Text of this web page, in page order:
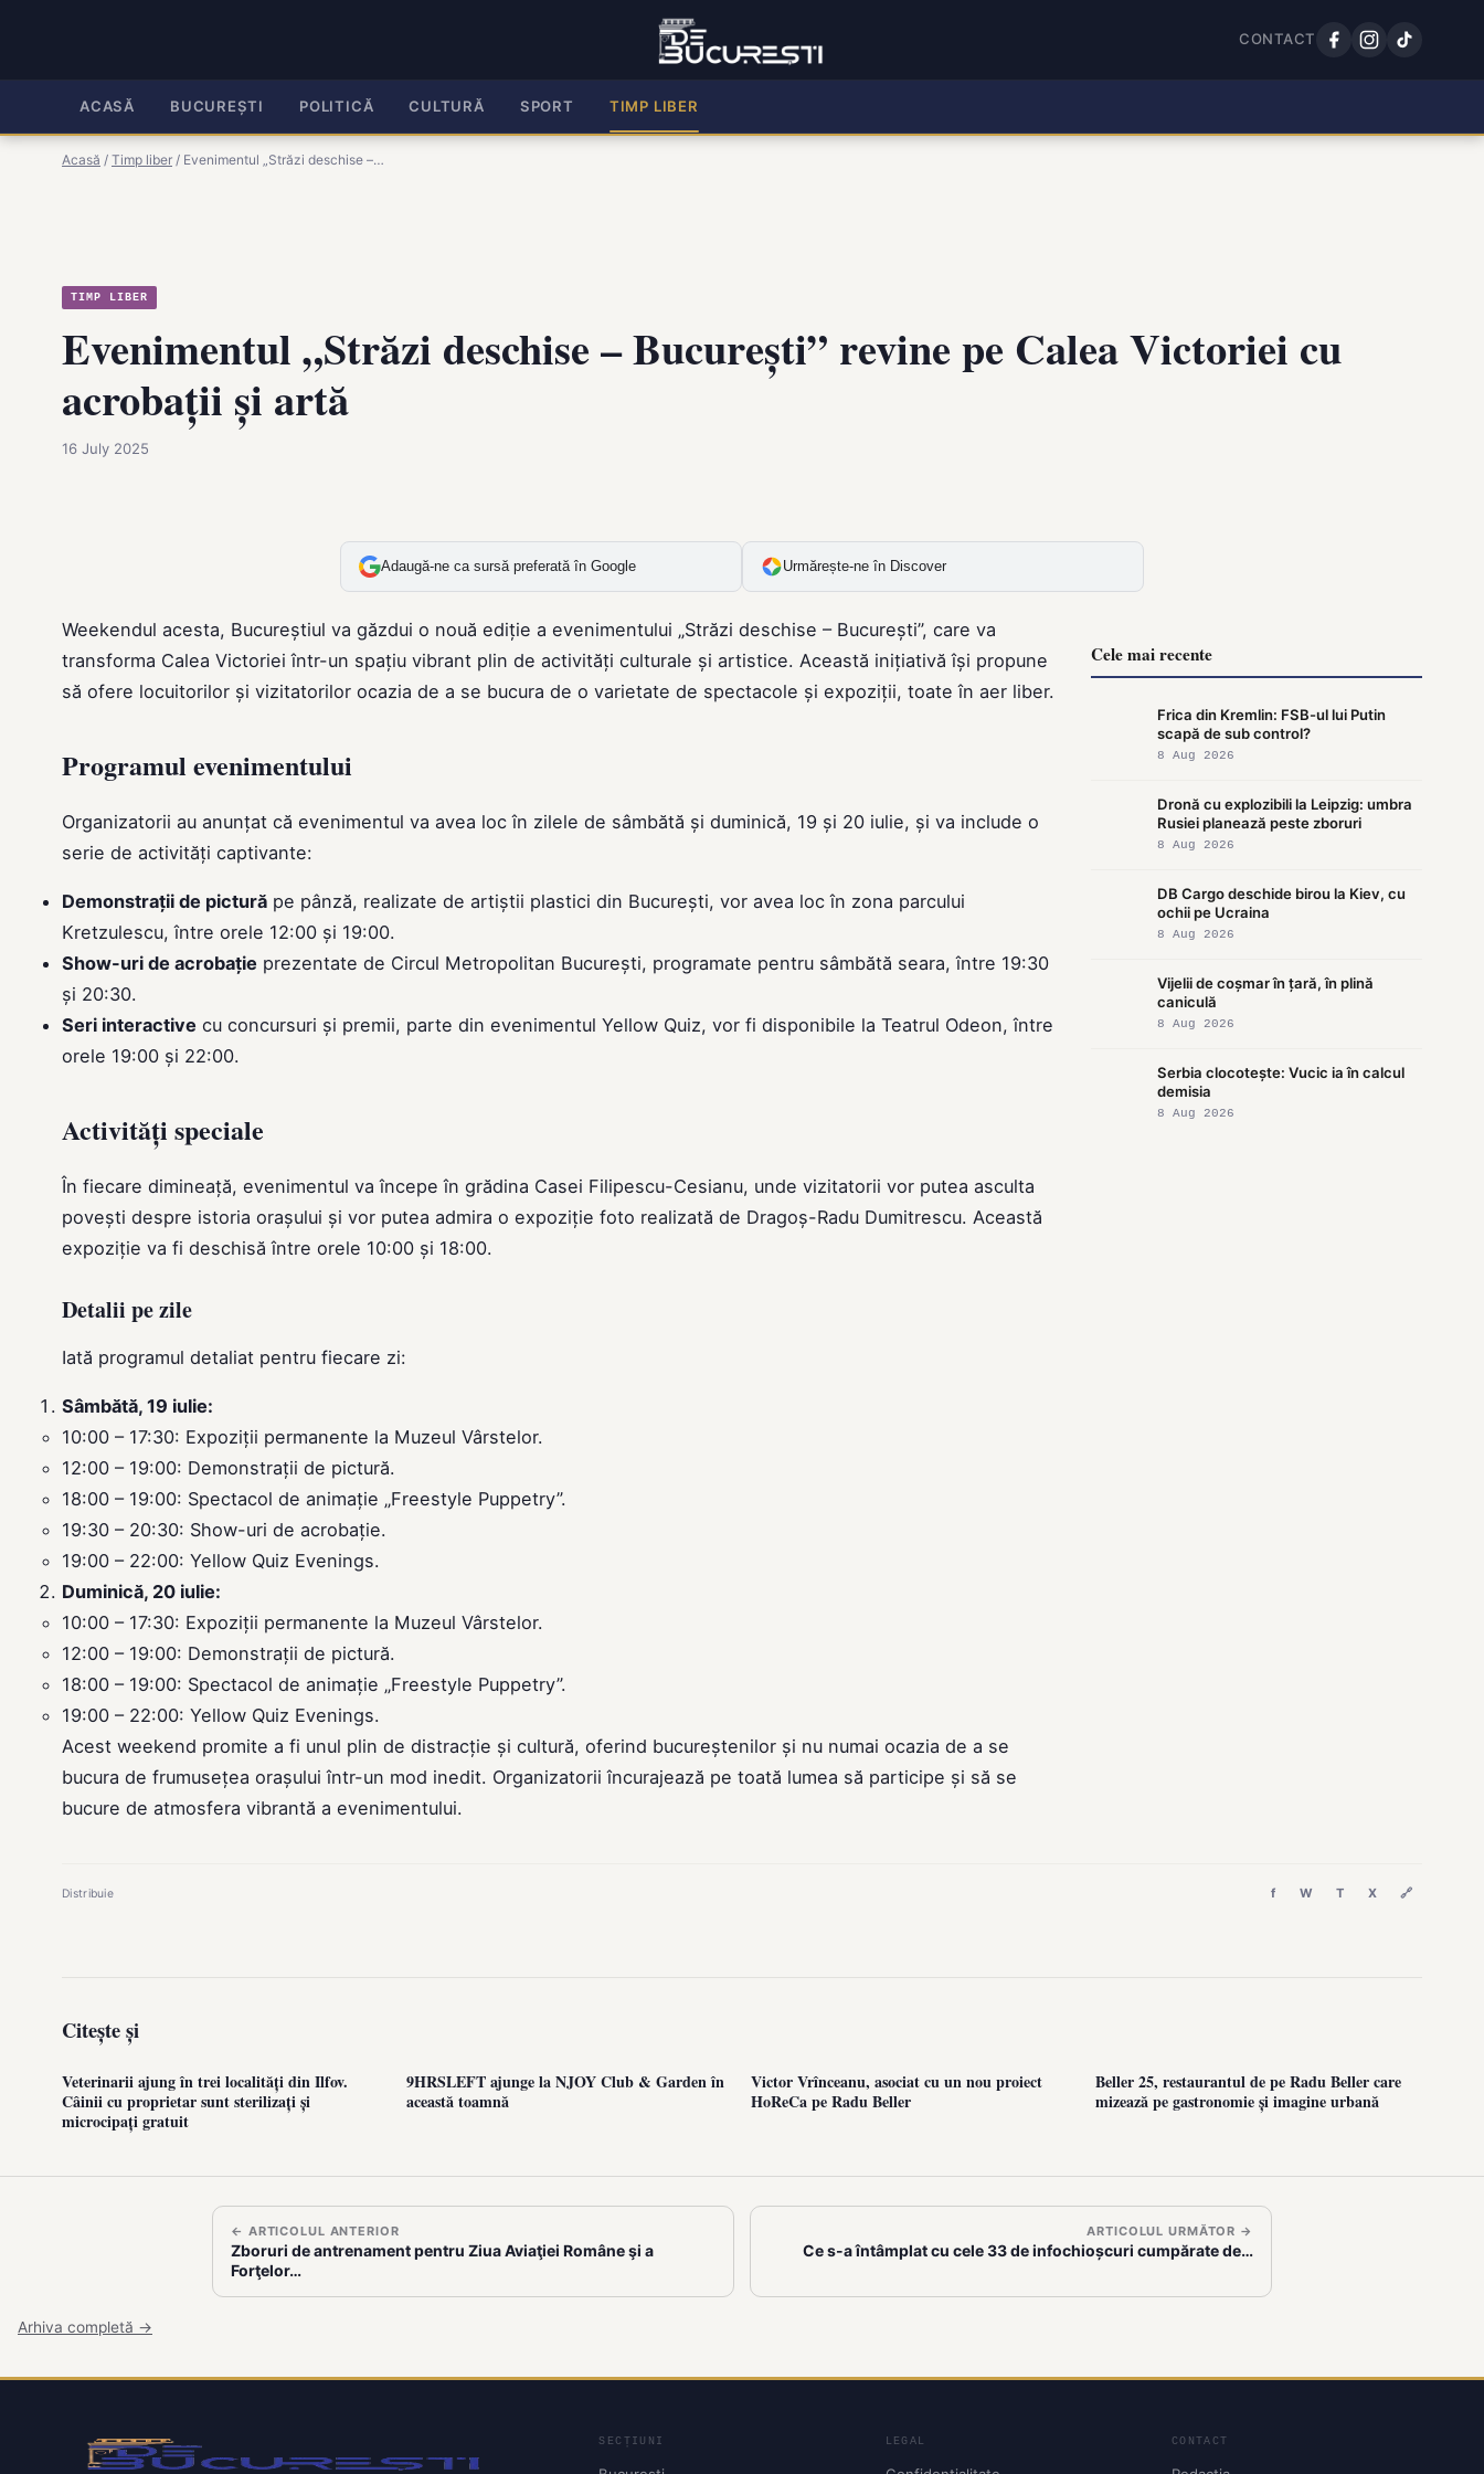
CONTACT
ACASĂ BUCUREȘTI POLITICĂ CULTURĂ SPORT TIMP LIBER
Acasă / Timp liber / Evenimentul „Străzi deschise –…
TIMP LIBER
Evenimentul „Străzi deschise – București” revine pe Calea Victoriei cu
acrobații și artă
16 July 2025
Adaugă-ne ca sursă preferată în Google Urmărește-ne în Discover
Weekendul acesta, Bucureștiul va găzdui o nouă ediție a evenimentului „Străzi deschise – București”, care va
transforma Calea Victoriei într-un spațiu vibrant plin de activități culturale și artistice. Această inițiativă își propune
să ofere locuitorilor și vizitatorilor ocazia de a se bucura de o varietate de spectacole și expoziții, toate în aer liber.
Programul evenimentului
Organizatorii au anunțat că evenimentul va avea loc în zilele de sâmbătă și duminică, 19 și 20 iulie, și va include o
serie de activități captivante:
Demonstrații de pictură pe pânză, realizate de artiștii plastici din București, vor avea loc în zona parcului
Kretzulescu, între orele 12:00 și 19:00.
Show-uri de acrobație prezentate de Circul Metropolitan București, programate pentru sâmbătă seara, între 19:30
și 20:30.
Seri interactive cu concursuri și premii, parte din evenimentul Yellow Quiz, vor fi disponibile la Teatrul Odeon, între
orele 19:00 și 22:00.
Activități speciale
În fiecare dimineață, evenimentul va începe în grădina Casei Filipescu-Cesianu, unde vizitatorii vor putea asculta
povești despre istoria orașului și vor putea admira o expoziție foto realizată de Dragoș-Radu Dumitrescu. Această
expoziție va fi deschisă între orele 10:00 și 18:00.
Detalii pe zile
Iată programul detaliat pentru fiecare zi:
Sâmbătă, 19 iulie:
10:00 – 17:30: Expoziții permanente la Muzeul Vârstelor.
12:00 – 19:00: Demonstrații de pictură.
18:00 – 19:00: Spectacol de animație „Freestyle Puppetry”.
19:30 – 20:30: Show-uri de acrobație.
19:00 – 22:00: Yellow Quiz Evenings.
Duminică, 20 iulie:
10:00 – 17:30: Expoziții permanente la Muzeul Vârstelor.
12:00 – 19:00: Demonstrații de pictură.
18:00 – 19:00: Spectacol de animație „Freestyle Puppetry”.
19:00 – 22:00: Yellow Quiz Evenings.
Acest weekend promite a fi unul plin de distracție și cultură, oferind bucureștenilor și nu numai ocazia de a se
bucura de frumusețea orașului într-un mod inedit. Organizatorii încurajează pe toată lumea să participe și să se
bucure de atmosfera vibrantă a evenimentului.
Cele mai recente
Frica din Kremlin: FSB-ul lui Putin
scapă de sub control?
8 Aug 2026
Dronă cu explozibili la Leipzig: umbra
Rusiei planează peste zboruri
8 Aug 2026
DB Cargo deschide birou la Kiev, cu
ochii pe Ucraina
8 Aug 2026
Vijelii de coșmar în țară, în plină
caniculă
8 Aug 2026
Serbia clocotește: Vucic ia în calcul
demisia
8 Aug 2026
Distribuie f W T X 🔗
Citește și
Veterinarii ajung în trei localități din Ilfov.
Câinii cu proprietar sunt sterilizați și
microcipați gratuit
9HRSLEFT ajunge la NJOY Club & Garden în
această toamnă
Victor Vrînceanu, asociat cu un nou proiect
HoReCa pe Radu Beller
Beller 25, restaurantul de pe Radu Beller care
mizează pe gastronomie și imagine urbană
← ARTICOLUL ANTERIOR
Zboruri de antrenament pentru Ziua Aviaţiei Române şi a
Forţelor…
ARTICOLUL URMĂTOR →
Ce s-a întâmplat cu cele 33 de infochioșcuri cumpărate de…
Arhiva completă →
SECȚIUNI LEGAL CONTACT